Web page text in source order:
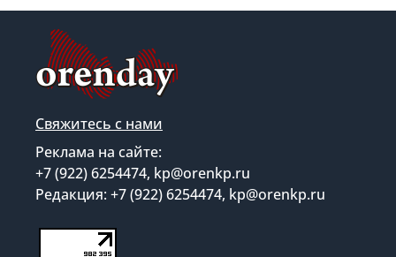
Свяжитесь с нами
Реклама на сайте:
+7 (922) 6254474, kp@orenkp.ru
Редакция: +7 (922) 6254474, kp@orenkp.ru